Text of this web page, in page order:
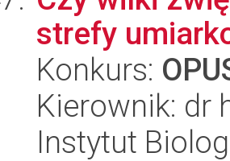
strefy
Konkurs:
Kierownik: dr
Instytut